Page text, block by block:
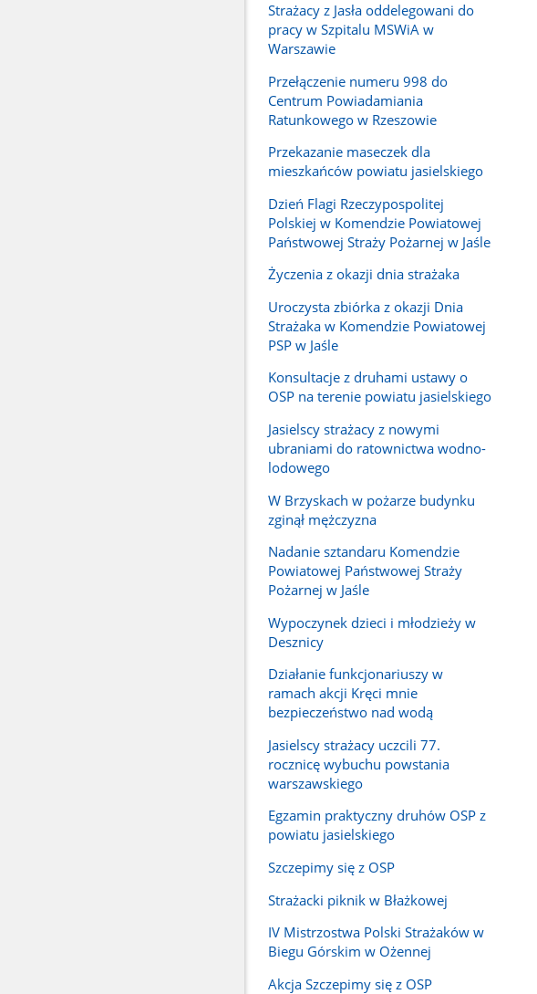
Strażacy z Jasła oddelegowani do
pracy w Szpitalu MSWiA w
Warszawie
Przełączenie numeru 998 do
Centrum Powiadamiania
Ratunkowego w Rzeszowie
Przekazanie maseczek dla
mieszkańców powiatu jasielskiego
Dzień Flagi Rzeczypospolitej
Polskiej w Komendzie Powiatowej
Państwowej Straży Pożarnej w Jaśle
Życzenia z okazji dnia strażaka
Uroczysta zbiórka z okazji Dnia
Strażaka w Komendzie Powiatowej
PSP w Jaśle
Konsultacje z druhami ustawy o
OSP na terenie powiatu jasielskiego
Jasielscy strażacy z nowymi
ubraniami do ratownictwa wodno-
lodowego
W Brzyskach w pożarze budynku
zginął mężczyzna
Nadanie sztandaru Komendzie
Powiatowej Państwowej Straży
Pożarnej w Jaśle
Wypoczynek dzieci i młodzieży w
Desznicy
Działanie funkcjonariuszy w
ramach akcji Kręci mnie
bezpieczeństwo nad wodą
Jasielscy strażacy uczcili 77.
rocznicę wybuchu powstania
warszawskiego
Egzamin praktyczny druhów OSP z
powiatu jasielskiego
Szczepimy się z OSP
Strażacki piknik w Błażkowej
IV Mistrzostwa Polski Strażaków w
Biegu Górskim w Ożennej
Akcja Szczepimy się z OSP